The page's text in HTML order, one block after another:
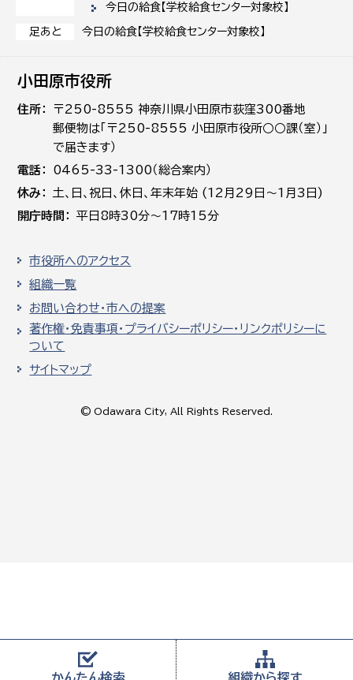
今日の給食【学校給食センター対象校】
足あと 今日の給食【学校給食センター対象校】
小田原市役所
住所
〒250-8555 神奈川県小田原市荻窪300番地
郵便物は「〒250-8555 小田原市役所○○課（室）」
で届きます）
電話
0465-33-1300（総合案内）
休み
土､日､祝日、休日、年末年始 (12月29日～1月3日)
開庁時間
平日8時30分～17時15分
市役所へのアクセス
組織一覧
お問い合わせ・市への提案
著作権・免責事項・プライバシーポリシー・リンクポリシーに
ついて
サイトマップ
© Odawara City, All Rights Reserved.